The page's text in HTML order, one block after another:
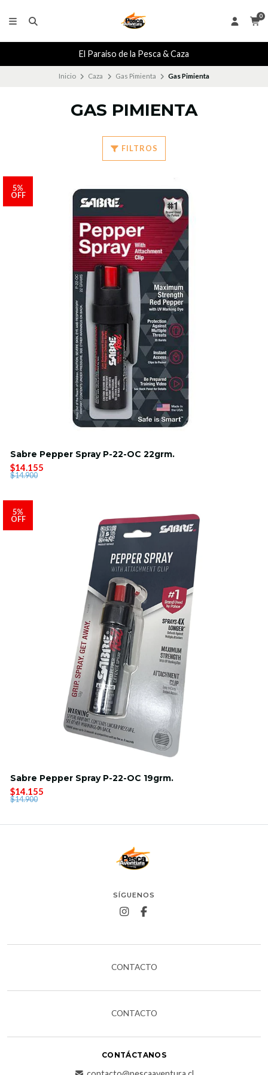
0
El Paraiso de la Pesca & Caza
Inicio Caza Gas Pimienta Gas Pimienta
GAS PIMIENTA
FILTROS
5%
OFF
Sabre Pepper Spray P-22-OC 22grm.
$14.155
$14.900
5%
OFF
Sabre Pepper Spray P-22-OC 19grm.
$14.155
$14.900
SÍGUENOS
CONTACTO
CONTACTO
CONTÁCTANOS